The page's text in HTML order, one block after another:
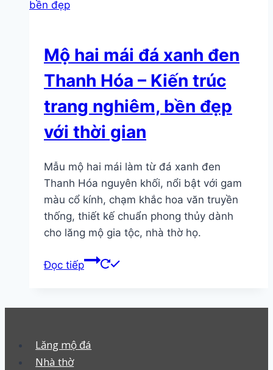
Mộ hai mái đá xanh đen
Thanh Hóa – Kiến trúc
trang nghiêm, bền đẹp
với thời gian
Mẫu mộ hai mái làm từ đá xanh đen
Thanh Hóa nguyên khối, nổi bật với gam
màu cổ kính, chạm khắc hoa văn truyền
thống, thiết kế chuẩn phong thủy dành
cho lăng mộ gia tộc, nhà thờ họ.
Đọc tiếp
Lăng mộ đá
Nhà thờ